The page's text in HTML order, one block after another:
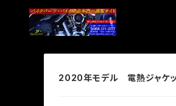
2020年モデル 電熱ジャケッ